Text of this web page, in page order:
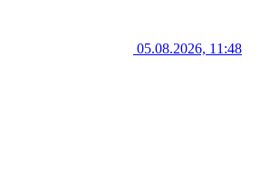
05.08.2026, 11:48